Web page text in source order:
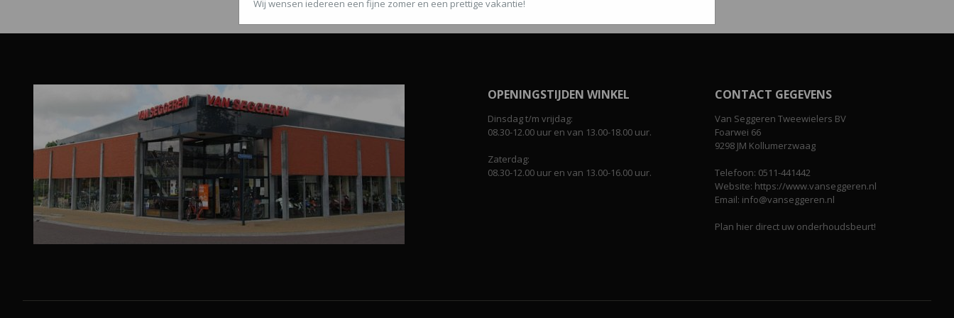
OPENINGSTIJDEN WINKEL
Dinsdag t/m vrijdag:
08.30-12.00 uur en van 13.00-18.00 uur.
Zaterdag:
08.30-12.00 uur en van 13.00-16.00 uur.
CONTACT GEGEVENS
Van Seggeren Tweewielers BV
Foarwei 66
9298 JM Kollumerzwaag
Telefoon: 0511-441442
Website: https://www.vanseggeren.nl
Email: info@vanseggeren.nl
Plan hier direct uw onderhoudsbeurt!
Wij wensen iedereen een fijne zomer en een prettige vakantie!